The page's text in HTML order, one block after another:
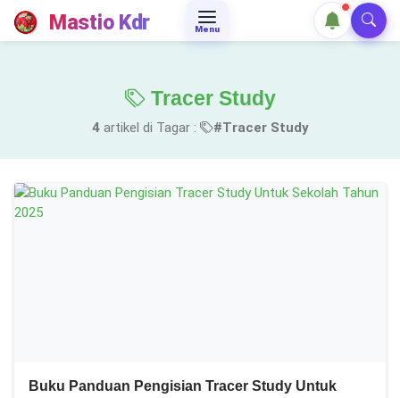
Mastio Kdr Menu
Tracer Study
4artikel di Tagar : #Tracer Study
Buku Panduan Pengisian Tracer Study Untuk